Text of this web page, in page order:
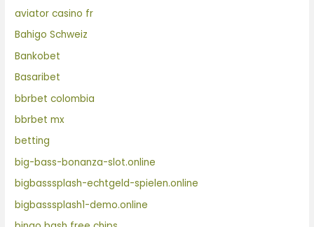
aviator casino fr
Bahigo Schweiz
Bankobet
Basaribet
bbrbet colombia
bbrbet mx
betting
big-bass-bonanza-slot.online
bigbasssplash-echtgeld-spielen.online
bigbasssplash1-demo.online